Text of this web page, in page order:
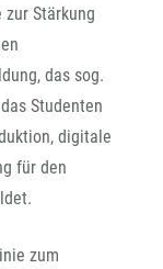
Stärkung
das sog.
Studenten
digitale
für den
zum